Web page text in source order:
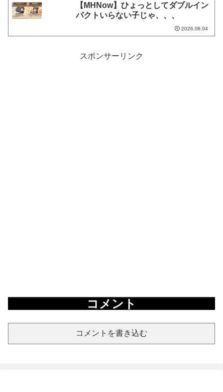
【MHNow】ひょっとしてダブルイン
パクトいらない子じゃ、、、
2026.08.04
スポンサーリンク
コメント
コメントを書き込む